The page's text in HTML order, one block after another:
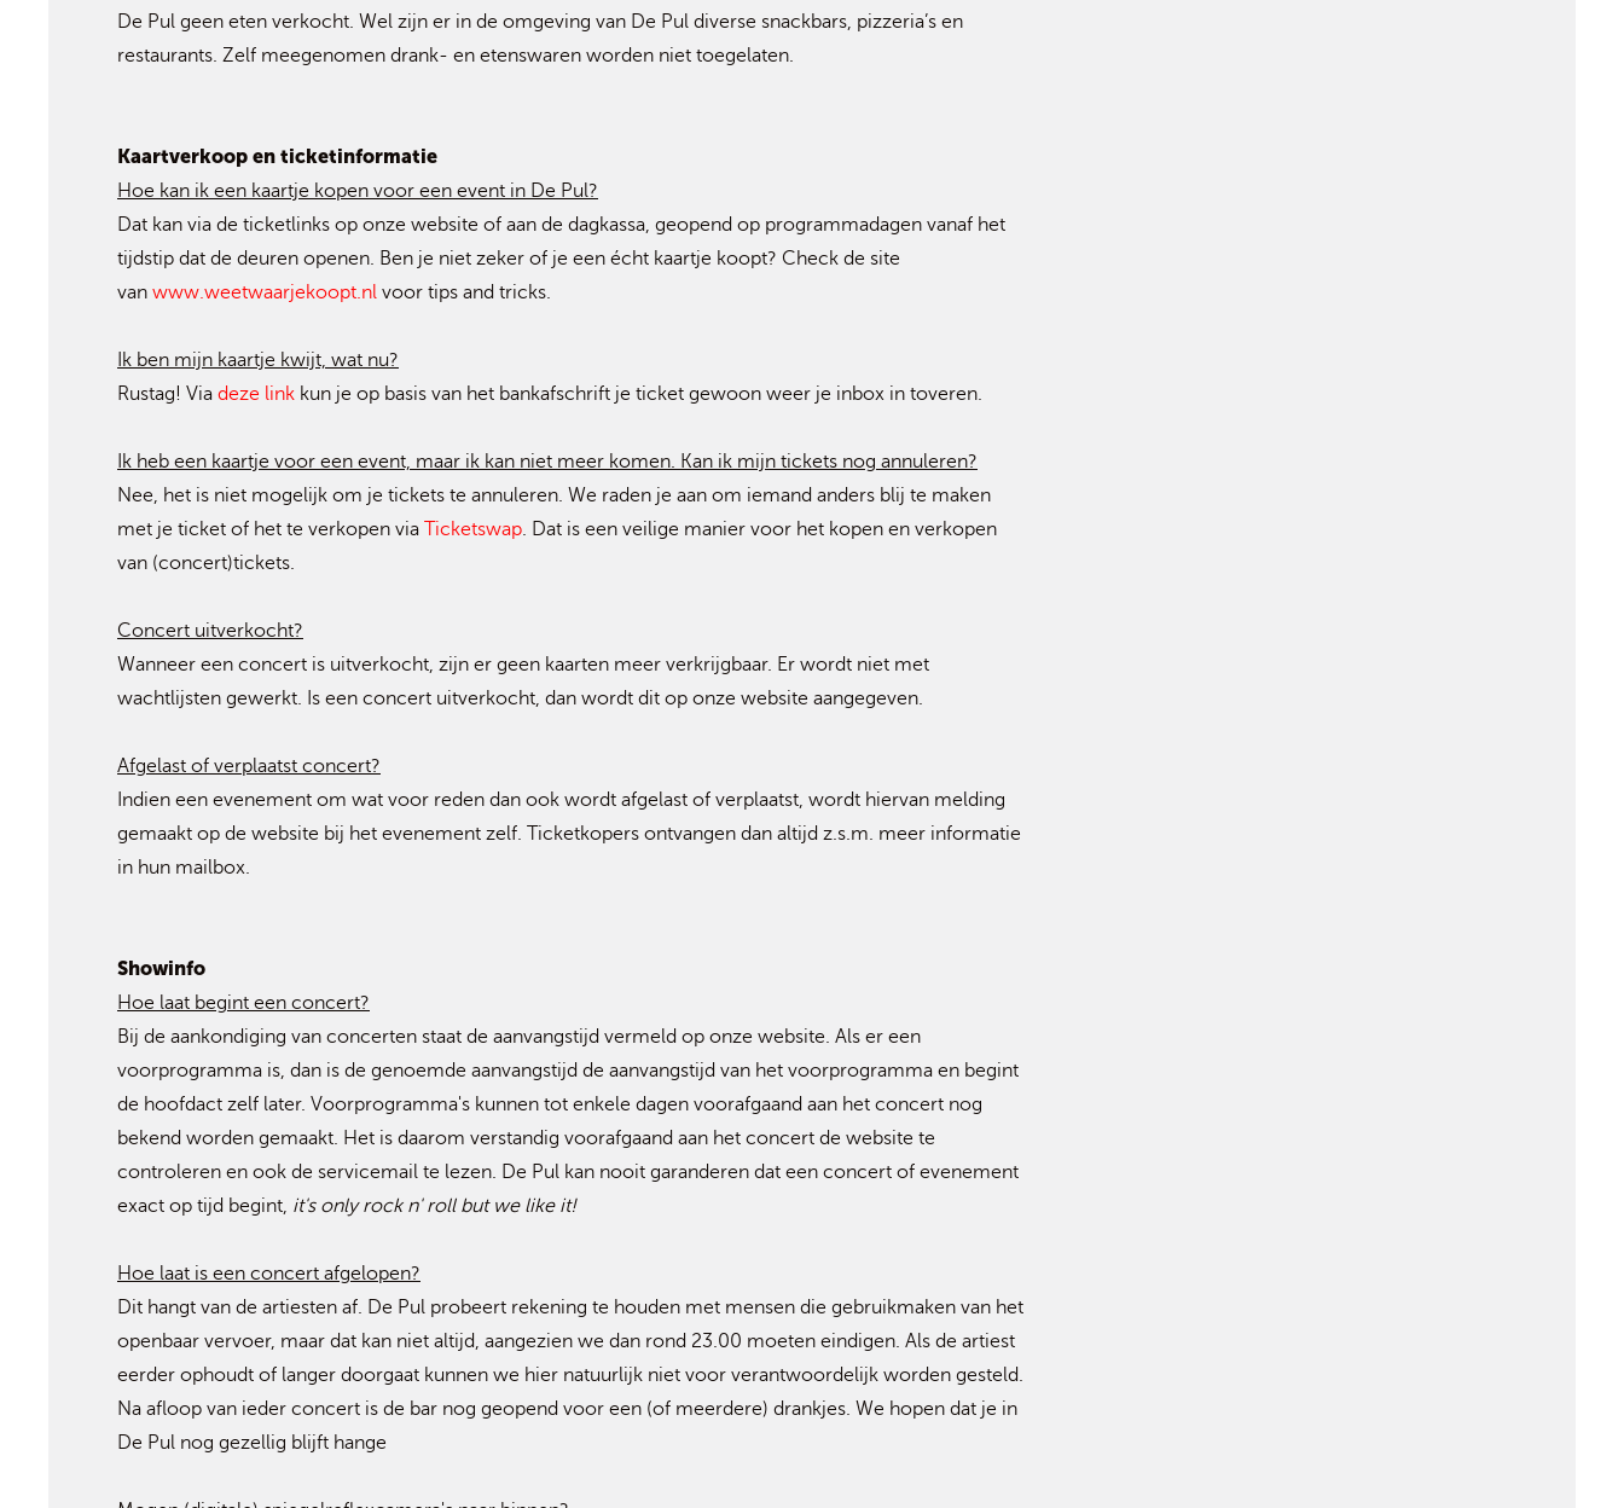
De Pul geen eten verkocht. Wel zijn er in de omgeving van De Pul diverse snackbars, pizzeria’s en
restaurants. Zelf meegenomen drank- en etenswaren worden niet toegelaten.
Kaartverkoop en ticketinformatie
Hoe kan ik een kaartje kopen voor een event in De Pul?
Dat kan via de ticketlinks op onze website of aan de dagkassa, geopend op programmadagen vanaf het
tijdstip dat de deuren openen. Ben je niet zeker of je een écht kaartje koopt? Check de site
van www.weetwaarjekoopt.nl voor tips and tricks.
Ik ben mijn kaartje kwijt, wat nu?
Rustag! Via deze link kun je op basis van het bankafschrift je ticket gewoon weer je inbox in toveren.
Ik heb een kaartje voor een event, maar ik kan niet meer komen. Kan ik mijn tickets nog annuleren?​
Nee, het is niet mogelijk om je tickets te annuleren. We raden je aan om iemand anders blij te maken
met je ticket of het te verkopen via Ticketswap. Dat is een veilige manier voor het kopen en verkopen
van (concert)tickets.
Concert uitverkocht?
Wanneer een concert is uitverkocht, zijn er geen kaarten meer verkrijgbaar. Er wordt niet met
wachtlijsten gewerkt. Is een concert uitverkocht, dan wordt dit op onze website aangegeven.
Afgelast of verplaatst concert?
Indien een evenement om wat voor reden dan ook wordt afgelast of verplaatst, wordt hiervan melding
gemaakt op de website bij het evenement zelf. Ticketkopers ontvangen dan altijd z.s.m. meer informatie
in hun mailbox.
Showinfo
Hoe laat begint een concert?
Bij de aankondiging van concerten staat de aanvangstijd vermeld op onze website. Als er een
voorprogramma is, dan is de genoemde aanvangstijd de aanvangstijd van het voorprogramma en begint
de hoofdact zelf later. Voorprogramma's kunnen tot enkele dagen voorafgaand aan het concert nog
bekend worden gemaakt. Het is daarom verstandig voorafgaand aan het concert de website te
controleren en ook de servicemail te lezen. De Pul kan nooit garanderen dat een concert of evenement
exact op tijd begint, it's only rock n' roll but we like it!
Hoe laat is een concert afgelopen?
Dit hangt van de artiesten af. De Pul probeert rekening te houden met mensen die gebruikmaken van het
openbaar vervoer, maar dat kan niet altijd, aangezien we dan rond 23.00 moeten eindigen. Als de artiest
eerder ophoudt of langer doorgaat kunnen we hier natuurlijk niet voor verantwoordelijk worden gesteld.
Na afloop van ieder concert is de bar nog geopend voor een (of meerdere) drankjes. We hopen dat je in
De Pul nog gezellig blijft hange